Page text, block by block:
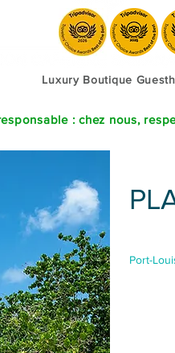
Luxury Boutique
: chez nous,
Port-